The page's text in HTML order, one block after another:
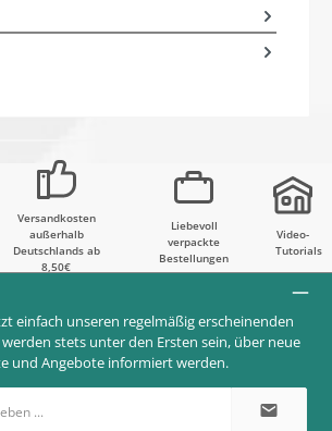
Versandkosten
außerhalb
Deutschlands ab
8,50€
Liebevoll
verpackte
Bestellungen
Video-
Tutorials
einfach unseren regelmäßig erscheinenden
stets unter den Ersten sein, über neue
und Angebote informiert werden.